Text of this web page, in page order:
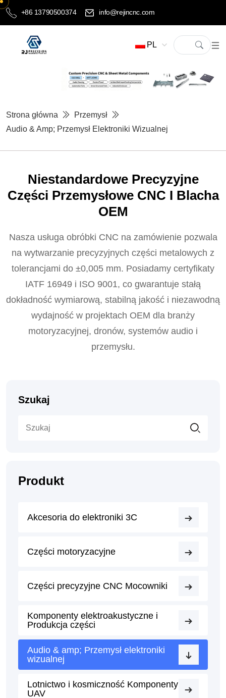
+86 13790500374 info@rejincnc.com
PL
Strona główna
Przemysł
Audio & Amp; Przemysł Elektroniki Wizualnej
Niestandardowe Precyzyjne
Części Przemysłowe CNC I Blacha
OEM
Nasza usługa obróbki CNC na zamówienie pozwala
na wytwarzanie precyzyjnych części metalowych z
tolerancjami do ±0,005 mm. Posiadamy certyfikaty
IATF 16949 i ISO 9001, co gwarantuje stałą
dokładność wymiarową, stabilną jakość i niezawodną
wydajność w projektach OEM dla branży
motoryzacyjnej, dronów, systemów audio i
przemysłu.
Szukaj
Produkt
Akcesoria do elektroniki 3C
Części motoryzacyjne
Części precyzyjne CNC Mocowniki
Komponenty elektroakustyczne i
Produkcja części
Audio & amp; Przemysł elektroniki
wizualnej
Lotnictwo i kosmiczność Komponenty
UAV